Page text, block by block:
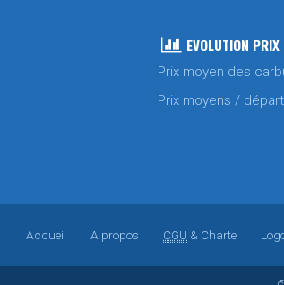
EVOLUTION PRIX
Prix moyen des
Prix moyens /
Accueil A propos CGU & Charte